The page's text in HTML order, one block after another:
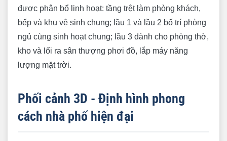
được phân bổ linh hoạt: tầng trệt làm phòng khách,
bếp và khu vệ sinh chung; lầu 1 và lầu 2 bố trí phòng
ngủ cùng sinh hoạt chung; lầu 3 dành cho phòng thờ,
kho và lối ra sân thượng phơi đồ, lắp máy năng
lượng mặt trời.
Phối cảnh 3D - Định hình phong
cách nhà phố hiện đại